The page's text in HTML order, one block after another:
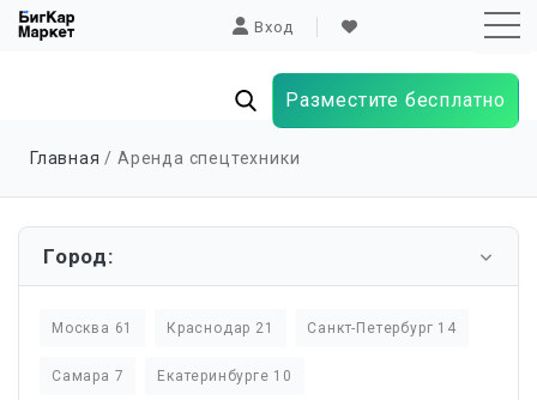
Вход
Разместите бесплатно
Главная / Аренда спецтехники
Город:
Москва 61 Краснодар 21 Санкт-Петербург 14
Самара 7 Екатеринбурге 10